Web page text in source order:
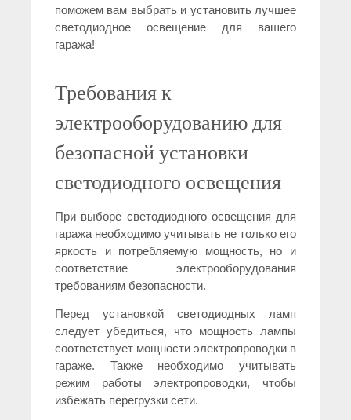
поможем вам выбрать и установить лучшее
светодиодное освещение для вашего
гаража!
Требования к
электрооборудованию для
безопасной установки
светодиодного освещения
При выборе светодиодного освещения для
гаража необходимо учитывать не только его
яркость и потребляемую мощность, но и
соответствие электрооборудования
требованиям безопасности.
Перед установкой светодиодных ламп
следует убедиться, что мощность лампы
соответствует мощности электропроводки в
гараже. Также необходимо учитывать
режим работы электропроводки, чтобы
избежать перегрузки сети.